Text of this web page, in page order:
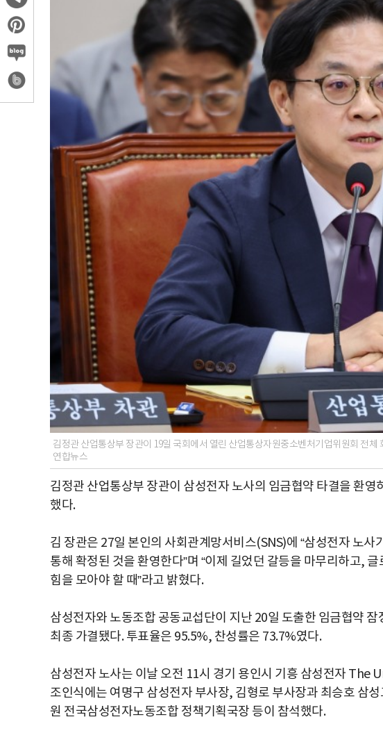
김정관 산업통상부 장관이 19일 국회에서 열린 산업통상자원중소벤처기업위원회 전
연합뉴스
김정관 산업통상부 장관이 삼성전자 노사의 임금협약 타결을 환
했다.
김 장관은 27일 본인의 사회관계망서비스(SNS)에 “삼성전자 노
통해 확정된 것을 환영한다”며 “이제 길었던 갈등을 마무리하고,
힘을 모아야 할 때”라고 밝혔다.
삼성전자와 노동조합 공동교섭단이 지난 20일 도출한 임금협약
최종 가결됐다. 투표율은 95.5%, 찬성률은 73.7%였다.
삼성전자 노사는 이날 오전 11시 경기 용인시 기흥 삼성전자 The
조인식에는 여명구 삼성전자 부사장, 김형로 부사장과 최승호 삼
원 전국삼성전자노동조합 정책기획국장 등이 참석했다.